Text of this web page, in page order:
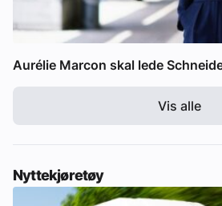
Aurélie Marcon skal lede
Vis alle
Nyttekjøretøy